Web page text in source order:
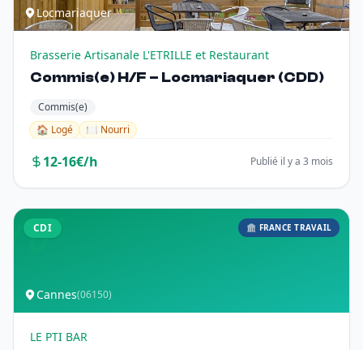
Locmariaquer
Brasserie Artisanale L'ETRILLE et Restaurant
Commis(e) H/F – Locmariaquer (CDD)
Commis(e)
🏠 Logé
🍽️ Nourri
12-16€/h Publié il y a 3 mois
CDI 🏛️ FRANCE TRAVAIL
Cannes(06150)
LE PTI BAR